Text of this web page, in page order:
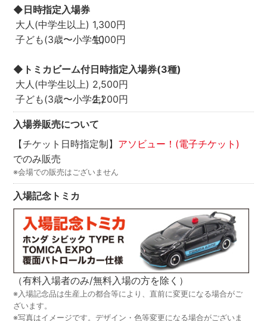
◆日時指定入場券
大人(中学生以上) 1,300円
子ども(3歳〜小学生)1,000円
◆トミカビーム付日時指定入場券(3種)
大人(中学生以上) 2,500円
子ども(3歳〜小学生)2,200円
入場券販売について
【チケット日時指定制】 アソビュー！(電子チケット)
でのみ販売
※会場での販売はございません
入場記念トミカ
（有料入場者のみ/無料入場の方を除く）
※入場記念品は生産上の都合等により、直前に変更になる場合がご
ざいます。
※写真はイメージです。デザイン・色等変更になる場合がございま